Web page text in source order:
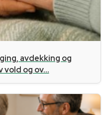
avdekking og
vold og ov...